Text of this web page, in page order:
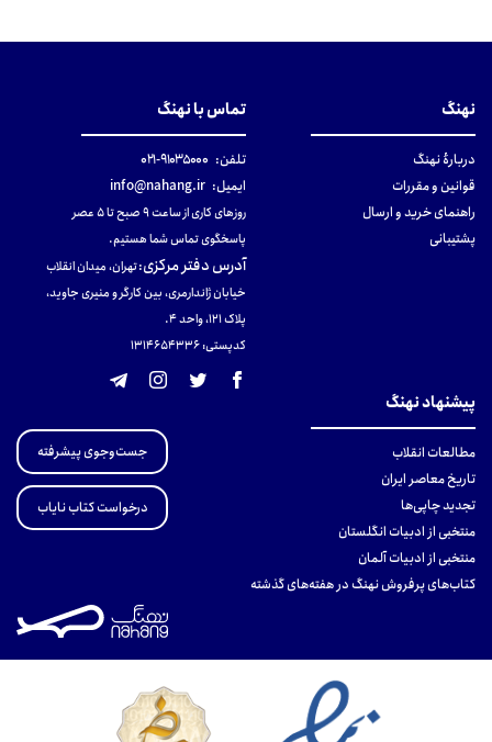
نهنگ
دربارهٔ نهنگ
قوانین و مقررات
راهنمای خرید و ارسال
پشتیبانی
تماس با نهنگ
تلفن: ۹۱۰۳۵۰۰۰-۰۲۱
ایمیل: info@nahang.ir
روزهای کاری از ساعت ۹ صبح تا ۵ عصر
پاسخگوی تماس شما هستیم.
آدرس دفتر مرکزی:تهران، میدان انقلاب
خیابان ژاندارمری، بین کارگر و منیری جاوید،
پلاک 121، واحد ۴.
کدپستی: 131465433۶
پیشنهاد نهنگ
مطالعات انقلاب
تاریخ معاصر ایران
تجدید چاپی‌ها
منتخبی از ادبیات انگلستان
منتخبی از ادبیات آلمان
کتاب‌های پرفروش نهنگ در هفته‌های گذشته
جست‌وجوی پیشرفته
درخواست کتاب نایاب